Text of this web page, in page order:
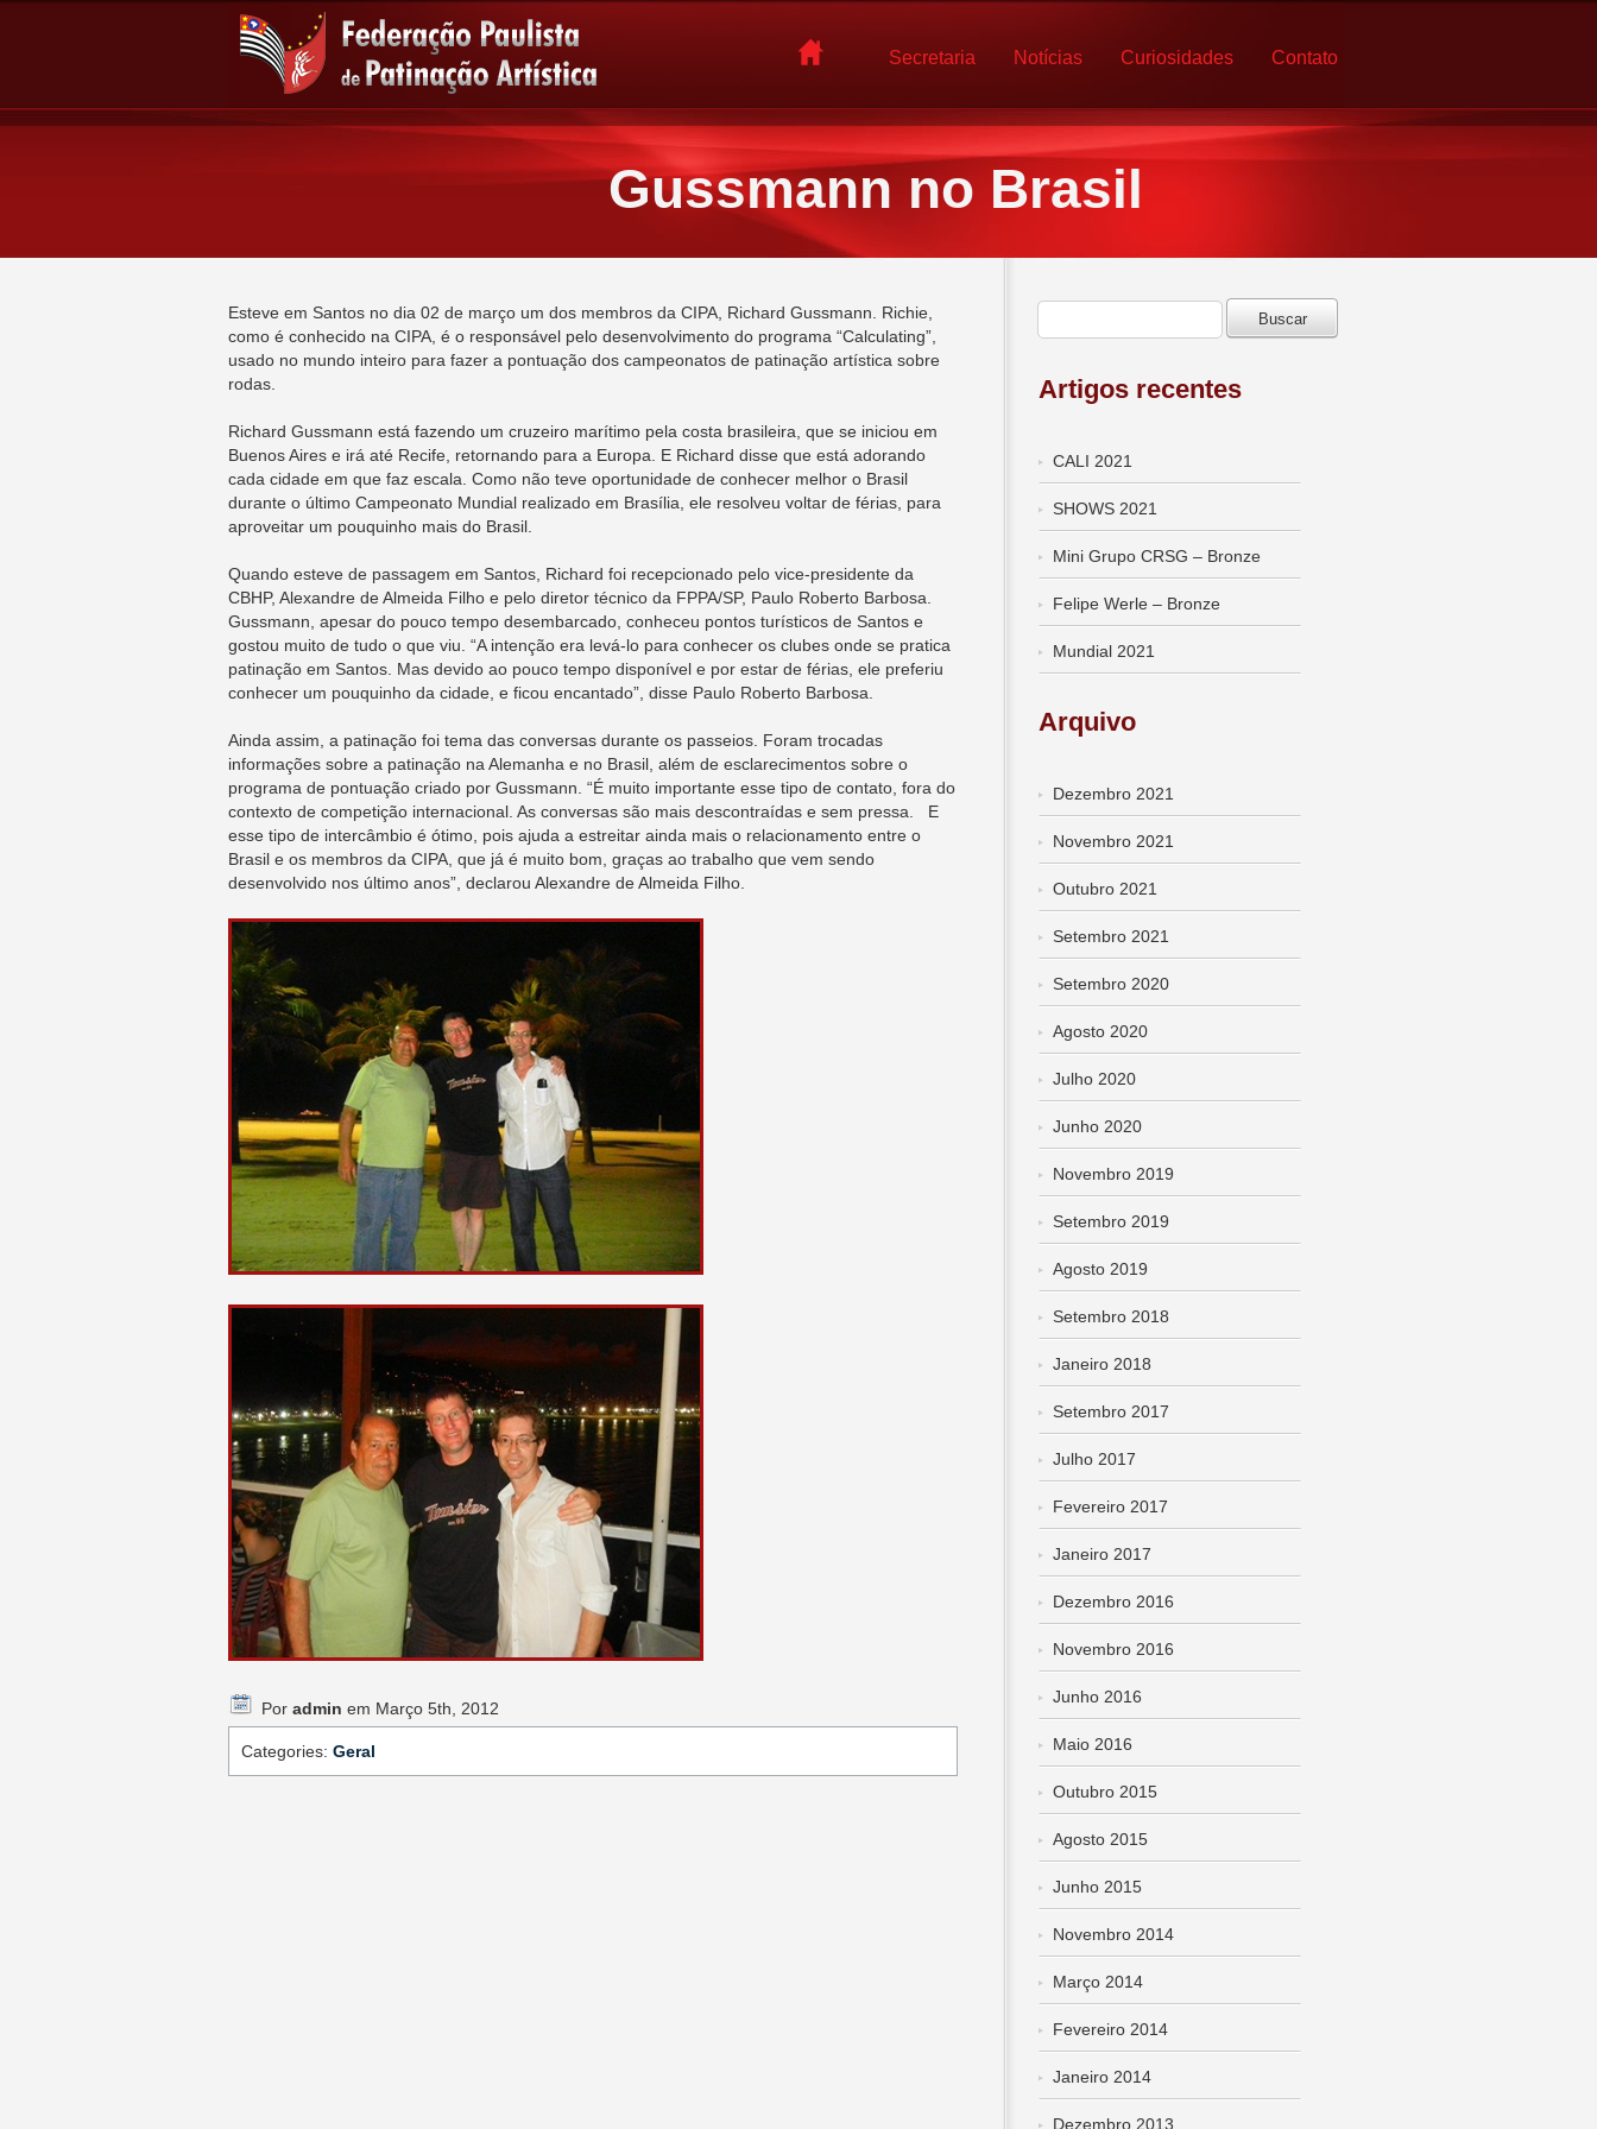
Secretaria Notícias Curiosidades Contato
Gussmann no Brasil
Esteve em Santos no dia 02 de março um dos membros da CIPA, Richard Gussmann. Richie,
como é conhecido na CIPA, é o responsável pelo desenvolvimento do programa “Calculating”,
usado no mundo inteiro para fazer a pontuação dos campeonatos de patinação artística sobre
rodas.
Richard Gussmann está fazendo um cruzeiro marítimo pela costa brasileira, que se iniciou em
Buenos Aires e irá até Recife, retornando para a Europa. E Richard disse que está adorando
cada cidade em que faz escala. Como não teve oportunidade de conhecer melhor o Brasil
durante o último Campeonato Mundial realizado em Brasília, ele resolveu voltar de férias, para
aproveitar um pouquinho mais do Brasil.
Quando esteve de passagem em Santos, Richard foi recepcionado pelo vice-presidente da
CBHP, Alexandre de Almeida Filho e pelo diretor técnico da FPPA/SP, Paulo Roberto Barbosa.
Gussmann, apesar do pouco tempo desembarcado, conheceu pontos turísticos de Santos e
gostou muito de tudo o que viu. “A intenção era levá-lo para conhecer os clubes onde se pratica
patinação em Santos. Mas devido ao pouco tempo disponível e por estar de férias, ele preferiu
conhecer um pouquinho da cidade, e ficou encantado”, disse Paulo Roberto Barbosa.
Ainda assim, a patinação foi tema das conversas durante os passeios. Foram trocadas
informações sobre a patinação na Alemanha e no Brasil, além de esclarecimentos sobre o
programa de pontuação criado por Gussmann. “É muito importante esse tipo de contato, fora do
contexto de competição internacional. As conversas são mais descontraídas e sem pressa. E
esse tipo de intercâmbio é ótimo, pois ajuda a estreitar ainda mais o relacionamento entre o
Brasil e os membros da CIPA, que já é muito bom, graças ao trabalho que vem sendo
desenvolvido nos último anos”, declarou Alexandre de Almeida Filho.
Por admin em Março 5th, 2012
Categories: Geral
Artigos recentes
CALI 2021
SHOWS 2021
Mini Grupo CRSG – Bronze
Felipe Werle – Bronze
Mundial 2021
Arquivo
Dezembro 2021
Novembro 2021
Outubro 2021
Setembro 2021
Setembro 2020
Agosto 2020
Julho 2020
Junho 2020
Novembro 2019
Setembro 2019
Agosto 2019
Setembro 2018
Janeiro 2018
Setembro 2017
Julho 2017
Fevereiro 2017
Janeiro 2017
Dezembro 2016
Novembro 2016
Junho 2016
Maio 2016
Outubro 2015
Agosto 2015
Junho 2015
Novembro 2014
Março 2014
Fevereiro 2014
Janeiro 2014
Dezembro 2013